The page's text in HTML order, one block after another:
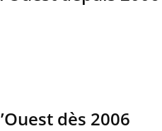
dès 2006